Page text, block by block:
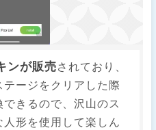
ンが販売されており、
ージをクリアした際
できるので、沢山のス
形を使用して楽しん